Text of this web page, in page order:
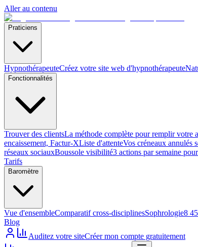
Aller au contenu
Praticiens
HypnothérapeuteCréez votre site web d'hypnothérapeute
Fonctionnalités
Trouver des clientsLa méthode complète pour remplir votre
encaissement, Factur-XListe d'attenteVos créneaux annulés
réseaux sociauxBoussole visibilité3 actions par semaine
Tarifs
Baromètre
Vue d'ensembleComparatif cross-disciplinesSophrologie8
Blog
Auditez votre siteCréer mon compte gratuitement